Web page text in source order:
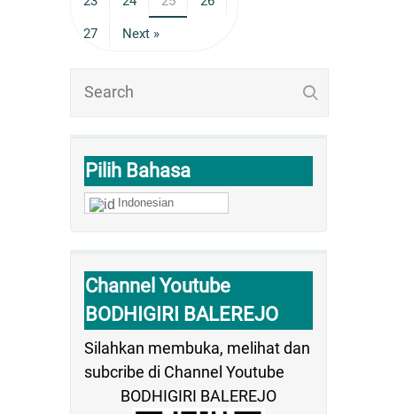
27 Next »
Pilih Bahasa
Indonesian
Channel Youtube
BODHIGIRI BALEREJO
Silahkan membuka, melihat dan
subcribe di Channel Youtube
BODHIGIRI BALEREJO